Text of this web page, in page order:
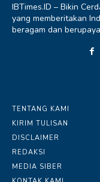
IBTimes.ID – Bikin
yang memberitakan
beragam dan
TENTANG KAMI
KIRIM TULISAN
DISCLAIMER
REDAKSI
MEDIA SIBER